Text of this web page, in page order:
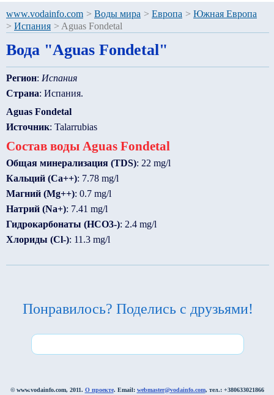
www.vodainfo.com > Воды мира > Европа > Южная Европа
> Испания > Aguas Fondetal
Вода "Aguas Fondetal"
Регион: Испания
Страна: Испания.
Aguas Fondetal
Источник: Talarrubias
Состав воды Aguas Fondetal
Общая минерализация (TDS): 22 mg/l
Кальций (Ca++): 7.78 mg/l
Магний (Mg++): 0.7 mg/l
Натрий (Na+): 7.41 mg/l
Гидрокарбонаты (HCO3-): 2.4 mg/l
Хлориды (Cl-): 11.3 mg/l
Понравилось? Поделись с друзьями!
© www.vodainfo.com, 2011. О проекте. Email: webmaster@vodainfo.com, тел.: +380633021866